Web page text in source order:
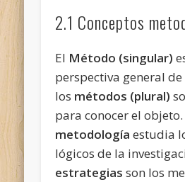
2.1 Conceptos
El Método (singular)
perspectiva general
los métodos (plural)
para conocer el objeto.
metodología estudia
lógicos de la
estrategias son los